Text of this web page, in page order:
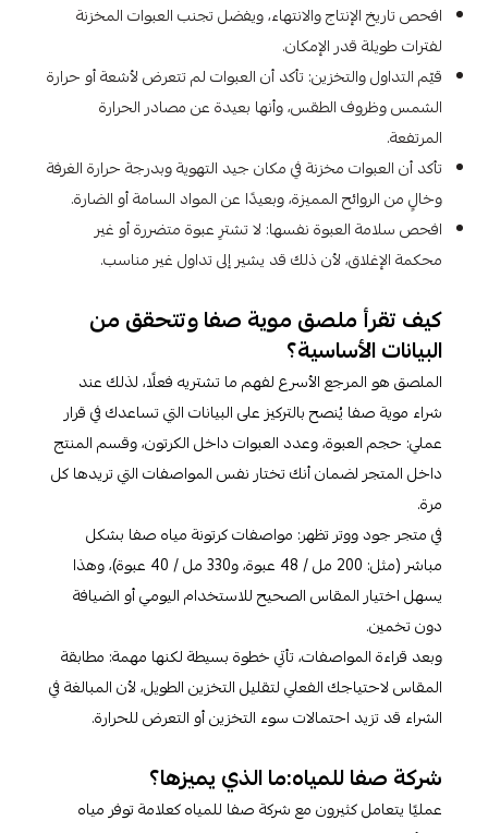
افحص تاريخ الإنتاج والانتهاء، ويفضل تجنب العبوات المخزنة
لفترات طويلة قدر الإمكان.​
قيّم التداول والتخزين: تأكد أن العبوات لم تتعرض لأشعة أو حرارة
الشمس وظروف الطقس، وأنها بعيدة عن مصادر الحرارة
المرتفعة.​
تأكد أن العبوات مخزنة في مكان جيد التهوية وبدرجة حرارة الغرفة
وخالٍ من الروائح المميزة، وبعيدًا عن المواد السامة أو الضارة.​
افحص سلامة العبوة نفسها: لا تشترِ عبوة متضررة أو غير
محكمة الإغلاق، لأن ذلك قد يشير إلى تداول غير مناسب.​
كيف تقرأ ملصق موية صفا وتتحقق من
البيانات الأساسية؟
الملصق هو المرجع الأسرع لفهم ما تشتريه فعلًا، لذلك عند
شراء موية صفا يُنصح بالتركيز على البيانات التي تساعدك في قرار
عملي: حجم العبوة، وعدد العبوات داخل الكرتون، وقسم المنتج
داخل المتجر لضمان أنك تختار نفس المواصفات التي تريدها كل
مرة.
في متجر جود ووتر تظهر: مواصفات كرتونة مياه صفا بشكل
مباشر (مثل: 200 مل / 48 عبوة، و330 مل / 40 عبوة)، وهذا
يسهل اختيار المقاس الصحيح للاستخدام اليومي أو الضيافة
دون تخمين.
وبعد قراءة المواصفات، تأتي خطوة بسيطة لكنها مهمة: مطابقة
المقاس لاحتياجك الفعلي لتقليل التخزين الطويل، لأن المبالغة في
الشراء قد تزيد احتمالات سوء التخزين أو التعرض للحرارة.​
شركة صفا للمياه:ما الذي يميزها؟
عمليًا يتعامل كثيرون مع شركة صفا للمياه كعلامة توفر مياه